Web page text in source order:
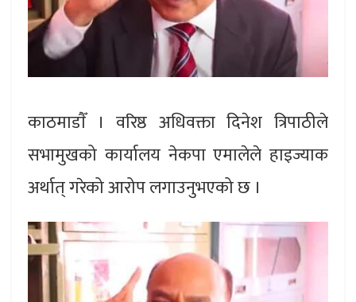
काठमाडाैँ । वरिष्ठ अधिवक्ता दिनेश त्रिपाठीले
सभामुखको कार्यालय नेकपा एमालेले हाइज्याक
अर्थात् गरेको आरोप लगाउनुभएको छ ।